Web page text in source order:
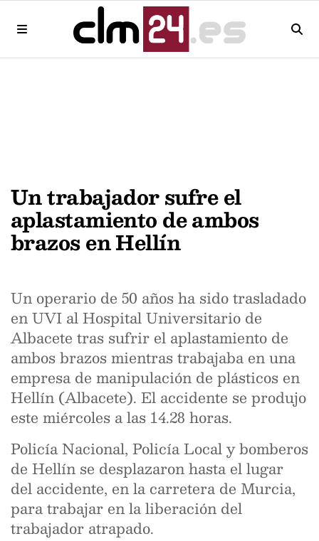
Un trabajador sufre el
aplastamiento de ambos
brazos en Hellín
Un operario de 50 años ha sido trasladado
en UVI al Hospital Universitario de
Albacete tras sufrir el aplastamiento de
ambos brazos mientras trabajaba en una
empresa de manipulación de plásticos en
Hellín (Albacete). El accidente se produjo
este miércoles a las 14.28 horas.
Policía Nacional, Policía Local y bomberos
de Hellín se desplazaron hasta el lugar
del accidente, en la carretera de Murcia,
para trabajar en la liberación del
trabajador atrapado.